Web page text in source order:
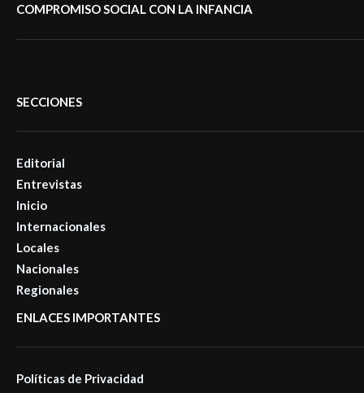
COMPROMISO SOCIAL CON LA INFANCIA
SECCIONES
Editorial
Entrevistas
Inicio
Internacionales
Locales
Nacionales
Regionales
ENLACES IMPORTANTES
Políticas de Privacidad